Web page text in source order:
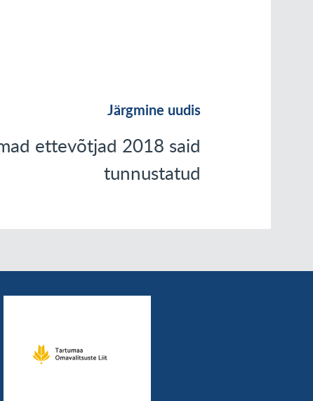
Järgmine uudis
ettevõtjad 2018 said
tunnustatud